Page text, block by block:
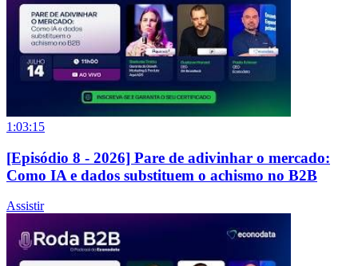
1:03:15
[Episódio 8 - 2026] Pare de adivinhar o mercado:
Como IA e dados substituem o achismo no B2B
Assistir